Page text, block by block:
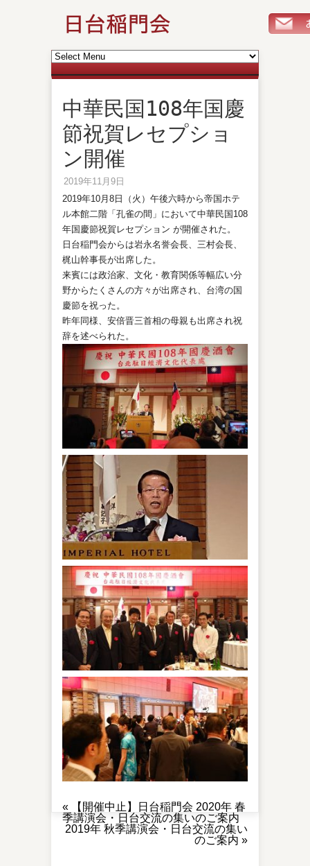
中華民国108年国慶
節祝賀レセプショ
ン開催
2019年11月9日
2019年10月8日（火）午後六時から帝国ホテ
ル本館二階「孔雀の間」において中華民国108
年国慶節祝賀レセプション が開催された。
日台稲門会からは岩永名誉会長、三村会長、
梶山幹事長が出席した。
来賓には政治家、文化・教育関係等幅広い分
野からたくさんの方々が出席され、台湾の国
慶節を祝った。
昨年同様、安倍晋三首相の母親も出席され祝
辞を述べられた。
«
【開催中止】日台稲門会 2020年 春
季講演会・日台交流の集いのご案内
2019年 秋季講演会・日台交流の集い
のご案内 »